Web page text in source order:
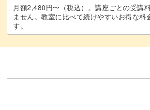
月額2,480円〜（税込）。講座ごとの受講
ません。教室に比べて続けやすいお得な料
す。